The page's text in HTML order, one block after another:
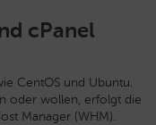
cPanel
CentOS und Ubuntu.
oder wollen, erfolgt die
Manager (WHM).